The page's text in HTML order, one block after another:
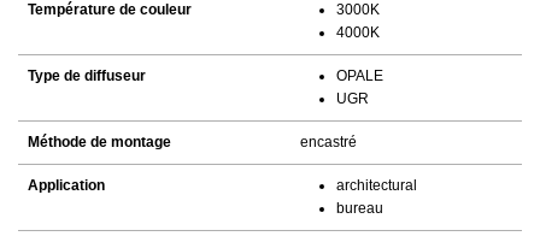
Température de couleur
3000K
4000K
Type de diffuseur
OPALE
UGR
Méthode de montage encastré
Application
architectural
bureau